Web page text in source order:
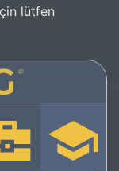
lütfen